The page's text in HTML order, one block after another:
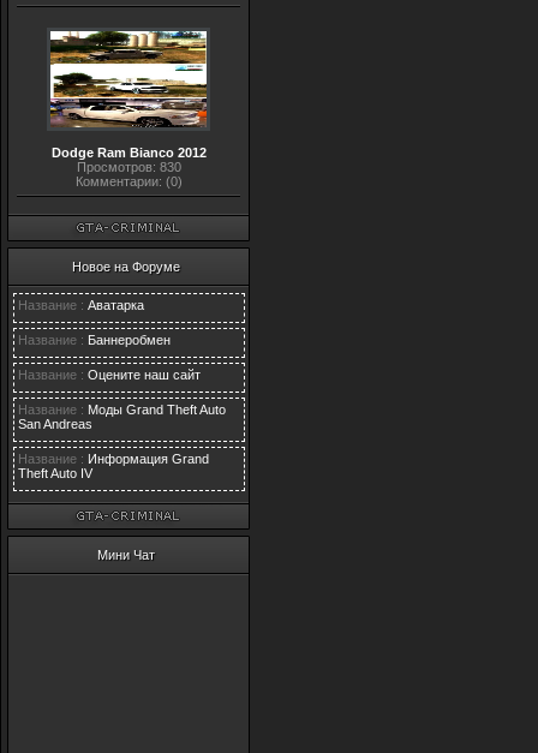
Dodge Ram Bianco 2012
Просмотров: 830
Комментарии: (0)
Новое на Форуме
Название : Аватарка
Название : Баннеробмен
Название : Оцените наш сайт
Название : Моды Grand Theft Auto
San Andreas
Название : Информация Grand
Theft Auto IV
Мини Чат